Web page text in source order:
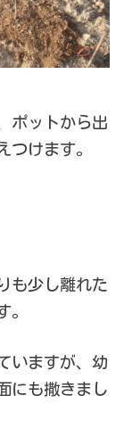
ポットから出
つけます。
も少し離れた
。
いますが、幼
にも撒きまし